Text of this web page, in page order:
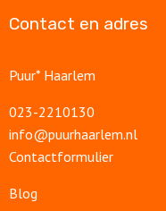
Contact en adres
Puur* Haarlem
023-2210130
info@puurhaarlem.nl
Contactformulier
Blog